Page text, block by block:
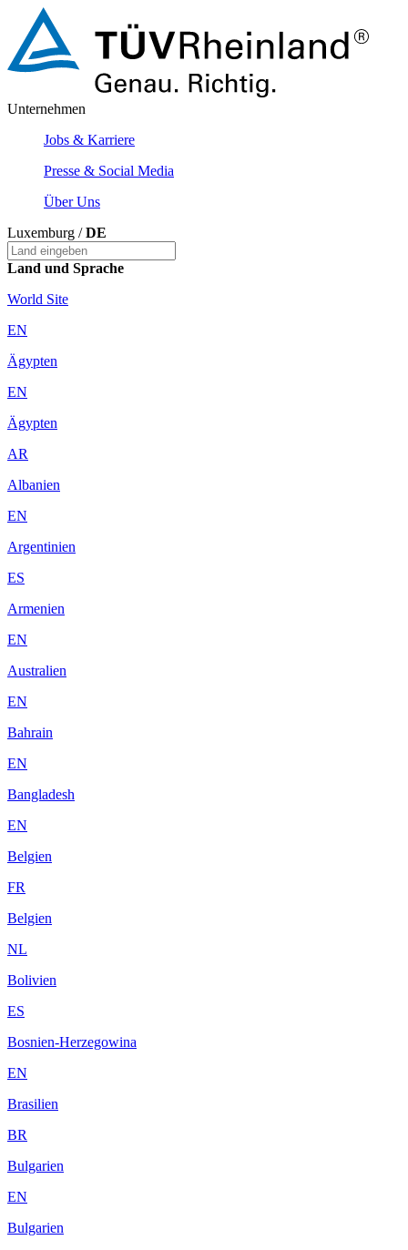
Unternehmen
Jobs & Karriere
Presse & Social Media
Über Uns
Luxemburg /DE
Land und Sprache
World Site
EN
Ägypten
EN
Ägypten
AR
Albanien
EN
Argentinien
ES
Armenien
EN
Australien
EN
Bahrain
EN
Bangladesh
EN
Belgien
FR
Belgien
NL
Bolivien
ES
Bosnien-Herzegowina
EN
Brasilien
BR
Bulgarien
EN
Bulgarien